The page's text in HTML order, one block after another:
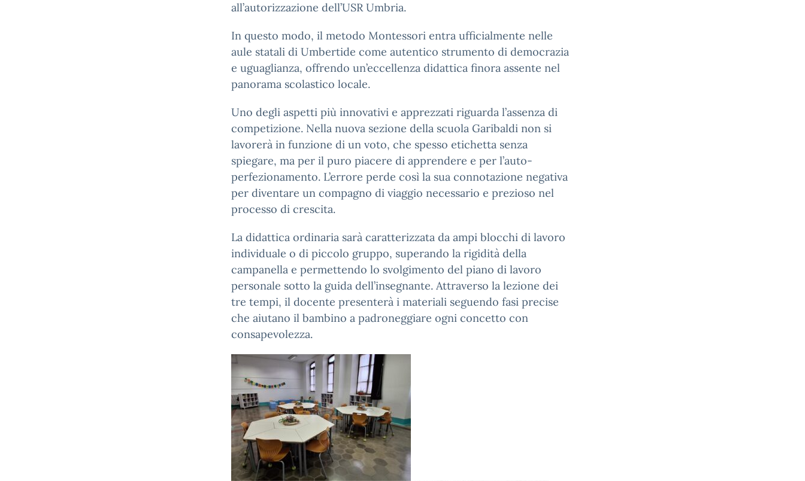
all’autorizzazione dell’USR Umbria.
In questo modo, il metodo Montessori entra ufficialmente nelle
aule statali di Umbertide come autentico strumento di democrazia
e uguaglianza, offrendo un’eccellenza didattica finora assente nel
panorama scolastico locale.
Uno degli aspetti più innovativi e apprezzati riguarda l’assenza di
competizione. Nella nuova sezione della scuola Garibaldi non si
lavorerà in funzione di un voto, che spesso etichetta senza
spiegare, ma per il puro piacere di apprendere e per l’auto-
perfezionamento. L’errore perde così la sua connotazione negativa
per diventare un compagno di viaggio necessario e prezioso nel
processo di crescita.
La didattica ordinaria sarà caratterizzata da ampi blocchi di lavoro
individuale o di piccolo gruppo, superando la rigidità della
campanella e permettendo lo svolgimento del piano di lavoro
personale sotto la guida dell’insegnante. Attraverso la lezione dei
tre tempi, il docente presenterà i materiali seguendo fasi precise
che aiutano il bambino a padroneggiare ogni concetto con
consapevolezza.